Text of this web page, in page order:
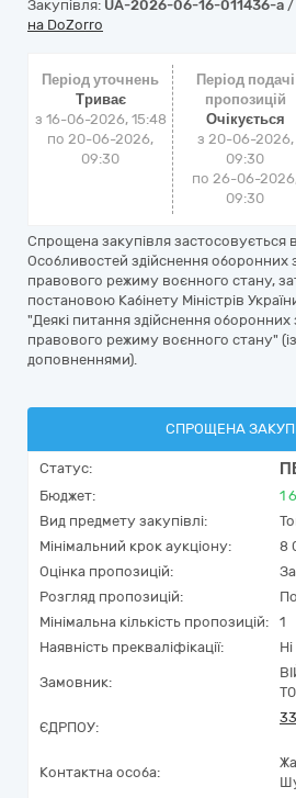
Закупівля: UA-2026-06-16-011436-a /
на DoZorro
Період уточнень
Триває
з 16-06-2026, 15:48
по 20-06-2026,
09:30
Період подачі
пропозицій
Очікується
з 20-06-2026,
09:30
по 26-06-
09:30
Спрощена закупівля застосовується
Особливостей здійснення оборонних
правового режиму воєнного стану,
постановою Кабінету Міністрів
"Деякі питання здійснення оборонних
правового режиму воєнного стану"
доповненнями).
СПРОЩЕНА
Статус:
Бюджет: 1
Вид предмету закупівлі:
Мінімальний крок аукціону:
8
Оцінка пропозицій:
Розгляд пропозицій:
Мінімальна кількість пропозицій:
1
Наявність прекваліфікації:
Ні
Замовник:
ЄДРПОУ:
Контактна особа: